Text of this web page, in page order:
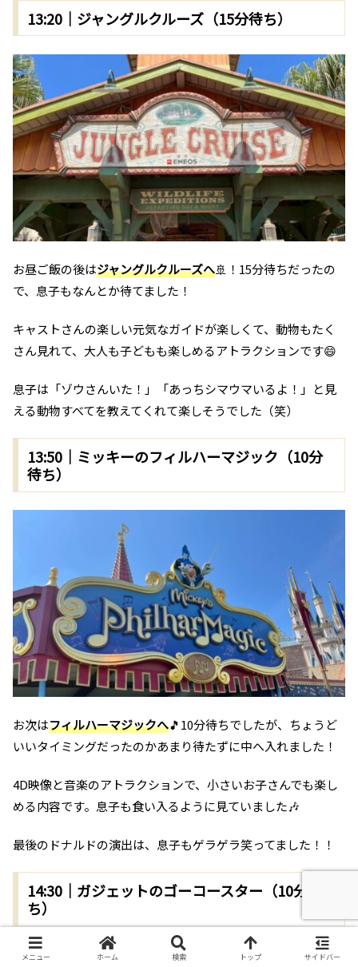
13:20｜ジャングルクルーズ（15分待ち）
お昼ご飯の後はジャングルクルーズへ🚢！15分待ちだったの
で、息子もなんとか待てました！
キャストさんの楽しい元気なガイドが楽しくて、動物もたく
さん見れて、大人も子どもも楽しめるアトラクションです😄
息子は「ゾウさんいた！」「あっちシマウマいるよ！」と見
える動物すべてを教えてくれて楽しそうでした（笑）
13:50｜ミッキーのフィルハーマジック（10分
待ち）
お次はフィルハーマジックへ🎵10分待ちでしたが、ちょうど
いいタイミングだったのかあまり待たずに中へ入れました！
4D映像と音楽のアトラクションで、小さいお子さんでも楽し
める内容です。息子も食い入るように見ていました🎶
最後のドナルドの演出は、息子もゲラゲラ笑ってました！！
14:30｜ガジェットのゴーコースター（10分待
ち）
メニュー ホーム 検索 トップ サイドバー